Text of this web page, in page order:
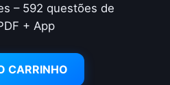
– 592 questões de
+ App
CARRINHO